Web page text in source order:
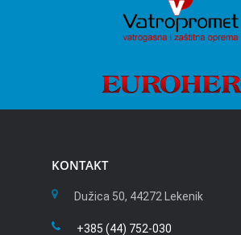
KONTAKT
Dužica 50, 44272 Lekenik
+385 (44) 752-030